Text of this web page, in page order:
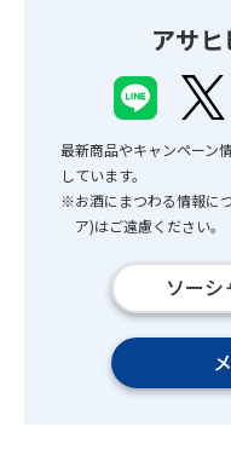
アサ
最新商品やキャンペーン
しています。
※お酒にまつわる情報に
ア)はご遠慮ください。
ソー